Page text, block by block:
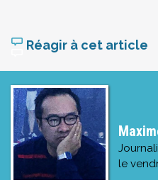
Réagir à cet article
le